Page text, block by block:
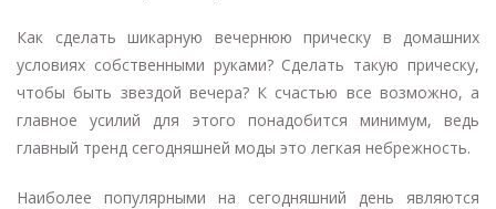
Как сделать шикарную вечернюю прическу в домашних
условиях собственными руками? Сделать такую прическу,
чтобы быть звездой вечера? К счастью все возможно, а
главное усилий для этого понадобится минимум, ведь
главный тренд сегодняшней моды это легкая небрежность.
Наиболее популярными на сегодняшний день являются